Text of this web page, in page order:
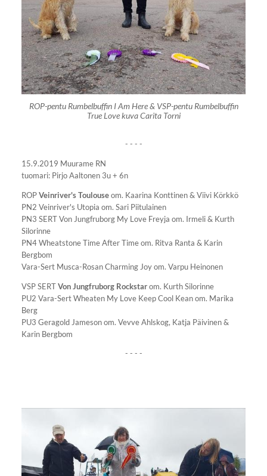
ROP-pentu Rumbelbuffin I Am Here & VSP-pentu Rumbelbuffin
True Love kuva Carita Torni
- - - -
15.9.2019 Muurame RN
tuomari: Pirjo Aaltonen 3u + 6n
ROPVeinriver's Toulouseom. Kaarina Konttinen & Viivi Körkkö
PN2 Veinriver's Utopia om. Sari Piitulainen
PN3 SERT Von Jungfruborg My Love Freyja om. Irmeli & Kurth
Silorinne
PN4 Wheatstone Time After Time om. Ritva Ranta & Karin
Bergbom
Vara-Sert Musca-Rosan Charming Joy om. Varpu Heinonen
VSP SERTVon Jungfruborg Rockstarom. Kurth Silorinne
PU2 Vara-Sert Wheaten My Love Keep Cool Kean om. Marika
Berg
PU3 Geragold Jameson om. Vevve Ahlskog, Katja Päivinen &
Karin Bergbom
- - - -